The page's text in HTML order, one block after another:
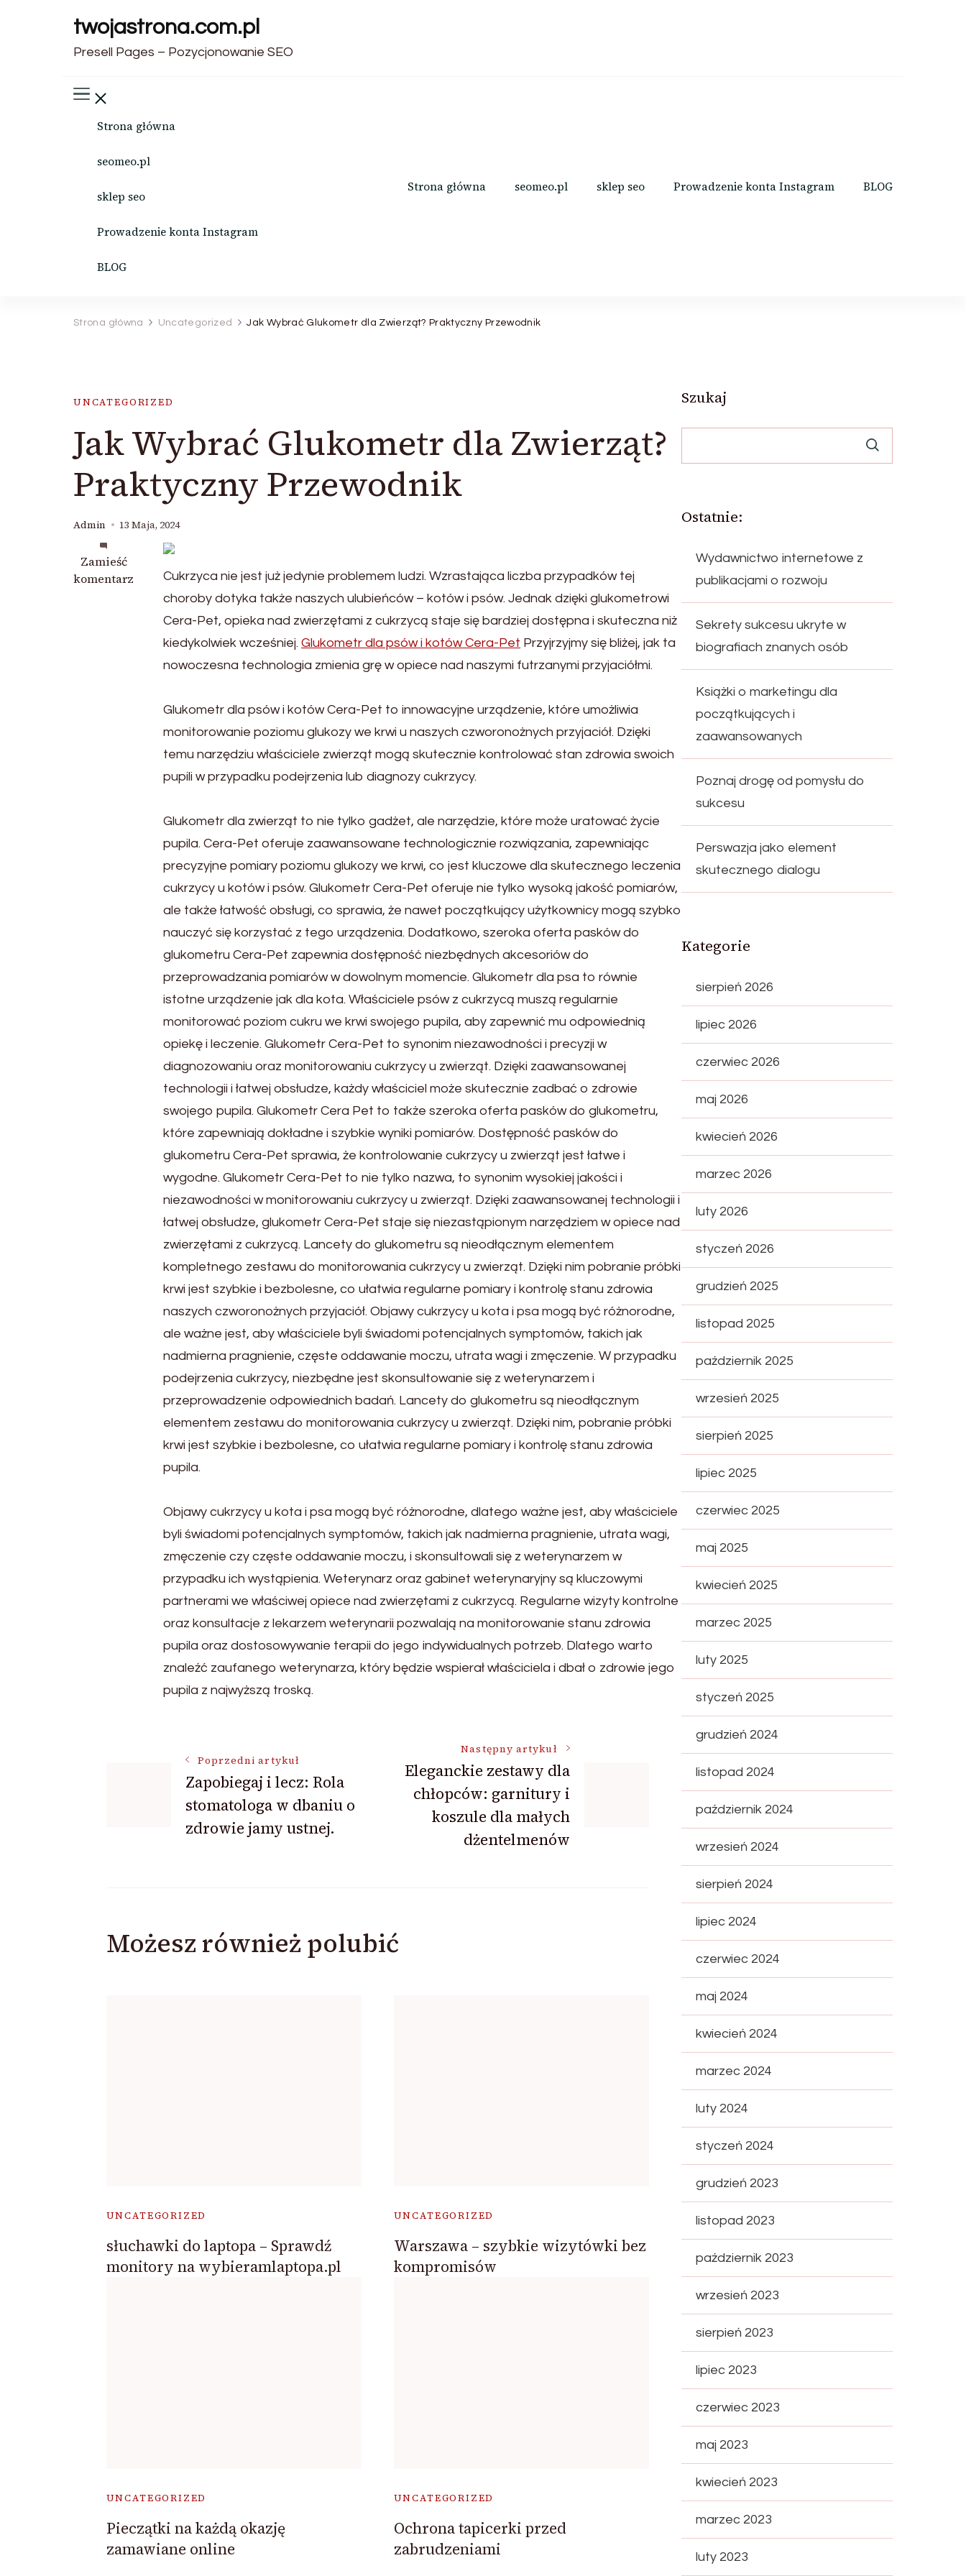
twojastrona.com.pl
Presell Pages – Pozycjonowanie SEO
Strona główna
seomeo.pl
sklep seo
Prowadzenie konta Instagram
BLOG
Strona główna seomeo.pl sklep seo Prowadzenie konta Instagram BLOG
Strona główna Uncategorized Jak Wybrać Glukometr dla Zwierząt? Praktyczny Przewodnik
UNCATEGORIZED
Jak Wybrać Glukometr dla Zwierząt?
Praktyczny Przewodnik
Admin 13 Maja, 2024
Zamieść
komentarz
we
wpisie
Cukrzyca nie jest już jedynie problemem ludzi. Wzrastająca liczba przypadków tej
choroby dotyka także naszych ulubieńców – kotów i psów. Jednak dzięki glukometrowi
Cera-Pet, opieka nad zwierzętami z cukrzycą staje się bardziej dostępna i skuteczna niż
kiedykolwiek wcześniej. Glukometr dla psów i kotów Cera-Pet Przyjrzyjmy się bliżej, jak ta
nowoczesna technologia zmienia grę w opiece nad naszymi futrzanymi przyjaciółmi.
Glukometr dla psów i kotów Cera-Pet to innowacyjne urządzenie, które umożliwia
monitorowanie poziomu glukozy we krwi u naszych czworonożnych przyjaciół. Dzięki
temu narzędziu właściciele zwierząt mogą skutecznie kontrolować stan zdrowia swoich
pupili w przypadku podejrzenia lub diagnozy cukrzycy.
Glukometr dla zwierząt to nie tylko gadżet, ale narzędzie, które może uratować życie
pupila. Cera-Pet oferuje zaawansowane technologicznie rozwiązania, zapewniając
precyzyjne pomiary poziomu glukozy we krwi, co jest kluczowe dla skutecznego leczenia
cukrzycy u kotów i psów. Glukometr Cera-Pet oferuje nie tylko wysoką jakość pomiarów,
ale także łatwość obsługi, co sprawia, że nawet początkujący użytkownicy mogą szybko
nauczyć się korzystać z tego urządzenia. Dodatkowo, szeroka oferta pasków do
glukometru Cera-Pet zapewnia dostępność niezbędnych akcesoriów do
przeprowadzania pomiarów w dowolnym momencie. Glukometr dla psa to równie
istotne urządzenie jak dla kota. Właściciele psów z cukrzycą muszą regularnie
monitorować poziom cukru we krwi swojego pupila, aby zapewnić mu odpowiednią
opiekę i leczenie. Glukometr Cera-Pet to synonim niezawodności i precyzji w
diagnozowaniu oraz monitorowaniu cukrzycy u zwierząt. Dzięki zaawansowanej
technologii i łatwej obsłudze, każdy właściciel może skutecznie zadbać o zdrowie
swojego pupila. Glukometr Cera Pet to także szeroka oferta pasków do glukometru,
które zapewniają dokładne i szybkie wyniki pomiarów. Dostępność pasków do
glukometru Cera-Pet sprawia, że kontrolowanie cukrzycy u zwierząt jest łatwe i
wygodne. Glukometr Cera-Pet to nie tylko nazwa, to synonim wysokiej jakości i
niezawodności w monitorowaniu cukrzycy u zwierząt. Dzięki zaawansowanej technologii i
łatwej obsłudze, glukometr Cera-Pet staje się niezastąpionym narzędziem w opiece nad
zwierzętami z cukrzycą. Lancety do glukometru są nieodłącznym elementem
kompletnego zestawu do monitorowania cukrzycy u zwierząt. Dzięki nim pobranie próbki
krwi jest szybkie i bezbolesne, co ułatwia regularne pomiary i kontrolę stanu zdrowia
naszych czworonożnych przyjaciół. Objawy cukrzycy u kota i psa mogą być różnorodne,
ale ważne jest, aby właściciele byli świadomi potencjalnych symptomów, takich jak
nadmierna pragnienie, częste oddawanie moczu, utrata wagi i zmęczenie. W przypadku
podejrzenia cukrzycy, niezbędne jest skonsultowanie się z weterynarzem i
przeprowadzenie odpowiednich badań. Lancety do glukometru są nieodłącznym
elementem zestawu do monitorowania cukrzycy u zwierząt. Dzięki nim, pobranie próbki
krwi jest szybkie i bezbolesne, co ułatwia regularne pomiary i kontrolę stanu zdrowia
pupila.
Objawy cukrzycy u kota i psa mogą być różnorodne, dlatego ważne jest, aby właściciele
byli świadomi potencjalnych symptomów, takich jak nadmierna pragnienie, utrata wagi,
zmęczenie czy częste oddawanie moczu, i skonsultowali się z weterynarzem w
przypadku ich wystąpienia. Weterynarz oraz gabinet weterynaryjny są kluczowymi
partnerami we właściwej opiece nad zwierzętami z cukrzycą. Regularne wizyty kontrolne
oraz konsultacje z lekarzem weterynarii pozwalają na monitorowanie stanu zdrowia
pupila oraz dostosowywanie terapii do jego indywidualnych potrzeb. Dlatego warto
znaleźć zaufanego weterynarza, który będzie wspierał właściciela i dbał o zdrowie jego
pupila z najwyższą troską.
Nawigacja
wpisu
Poprzedni artykuł
Zapobiegaj i lecz: Rola
stomatologa w dbaniu o
zdrowie jamy ustnej.
Następny artykuł
Eleganckie zestawy dla
chłopców: garnitury i
koszule dla małych
dżentelmenów
Możesz również polubić
UNCATEGORIZED
słuchawki do laptopa – Sprawdź
monitory na wybieramlaptopa.pl
UNCATEGORIZED
Warszawa – szybkie wizytówki bez
kompromisów
UNCATEGORIZED
Pieczątki na każdą okazję
zamawiane online
UNCATEGORIZED
Ochrona tapicerki przed
zabrudzeniami
Szukaj
Ostatnie:
Wydawnictwo internetowe z
publikacjami o rozwoju
Sekrety sukcesu ukryte w
biografiach znanych osób
Książki o marketingu dla
początkujących i
zaawansowanych
Poznaj drogę od pomysłu do
sukcesu
Perswazja jako element
skutecznego dialogu
Kategorie
sierpień 2026
lipiec 2026
czerwiec 2026
maj 2026
kwiecień 2026
marzec 2026
luty 2026
styczeń 2026
grudzień 2025
listopad 2025
październik 2025
wrzesień 2025
sierpień 2025
lipiec 2025
czerwiec 2025
maj 2025
kwiecień 2025
marzec 2025
luty 2025
styczeń 2025
grudzień 2024
listopad 2024
październik 2024
wrzesień 2024
sierpień 2024
lipiec 2024
czerwiec 2024
maj 2024
kwiecień 2024
marzec 2024
luty 2024
styczeń 2024
grudzień 2023
listopad 2023
październik 2023
wrzesień 2023
sierpień 2023
lipiec 2023
czerwiec 2023
maj 2023
kwiecień 2023
marzec 2023
luty 2023